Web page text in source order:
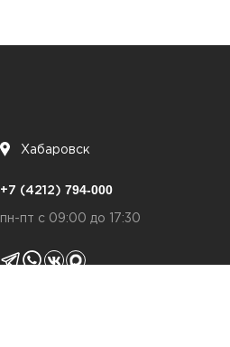
Хабаровск
+7 (4212) 794-000
пн-пт с 09:00 до 17:30